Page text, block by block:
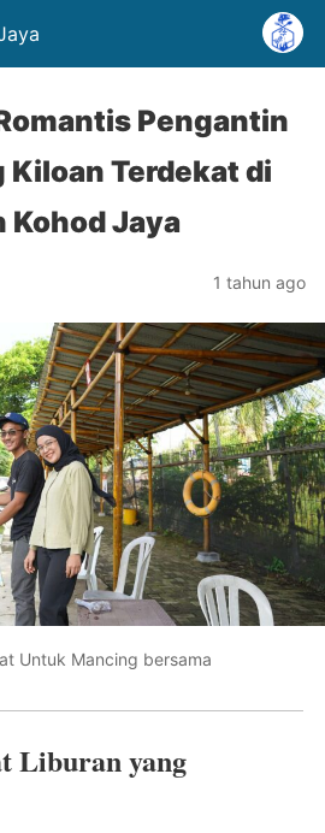
Pengantin
Kiloan Terdekat di
Kohod Jaya
1 tahun ago
Untuk Mancing bersama
Liburan yang